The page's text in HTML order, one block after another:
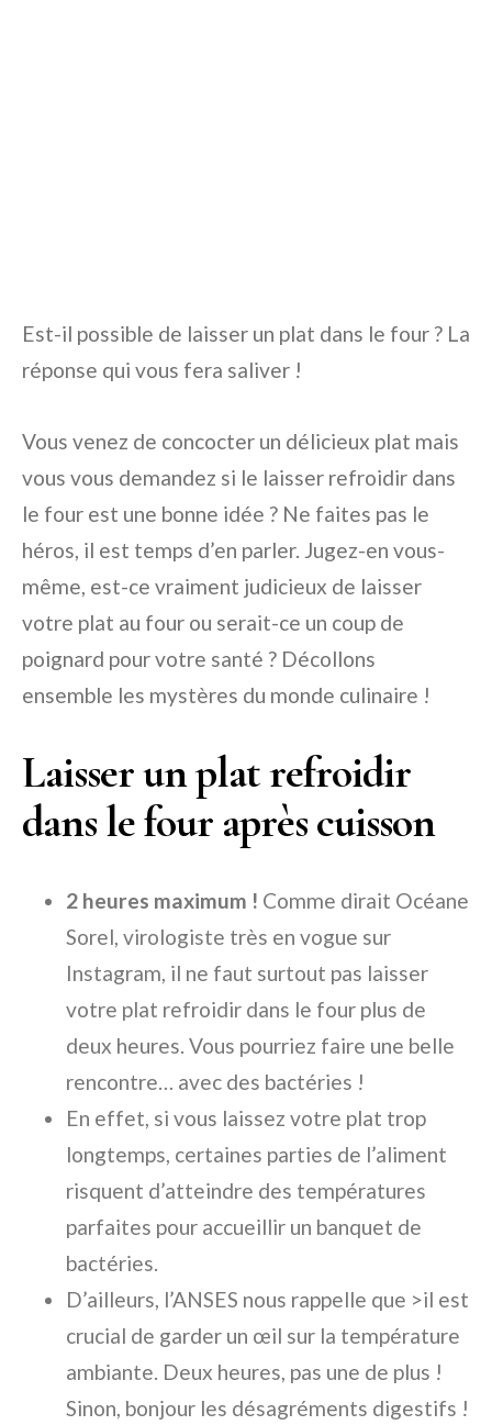
Est-il possible de laisser un plat dans le four ? La
réponse qui vous fera saliver !
Vous venez de concocter un délicieux plat mais
vous vous demandez si le laisser refroidir dans
le four est une bonne idée ? Ne faites pas le
héros, il est temps d’en parler. Jugez-en vous-
même, est-ce vraiment judicieux de laisser
votre plat au four ou serait-ce un coup de
poignard pour votre santé ? Décollons
ensemble les mystères du monde culinaire !
Laisser un plat refroidir
dans le four après cuisson
2 heures maximum ! Comme dirait Océane
Sorel, virologiste très en vogue sur
Instagram, il ne faut surtout pas laisser
votre plat refroidir dans le four plus de
deux heures. Vous pourriez faire une belle
rencontre… avec des bactéries !
En effet, si vous laissez votre plat trop
longtemps, certaines parties de l’aliment
risquent d’atteindre des températures
parfaites pour accueillir un banquet de
bactéries.
D’ailleurs, l’ANSES nous rappelle que >il est
crucial de garder un œil sur la température
ambiante. Deux heures, pas une de plus !
Sinon, bonjour les désagréments digestifs !